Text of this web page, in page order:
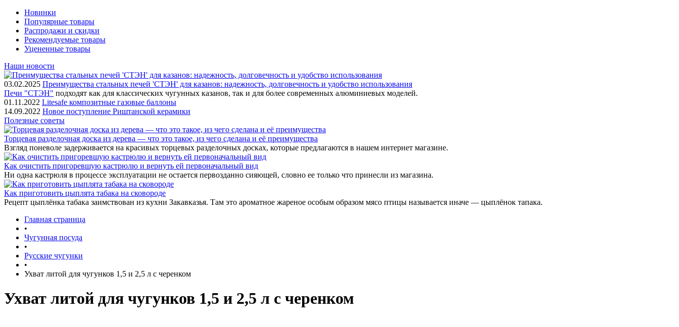
Новинки
Популярные товары
Распродажи и скидки
Рекомендуемые товары
Уцененные товары
Наши новости
03.02.2025 Преимущества стальных печей 'СТЭН' для казанов: надежность, долговечность и удобство использования
Печи "СТЭН" подходят как для классических чугунных казанов, так и для более современных алюминиевых моделей.
01.11.2022 Litesafe композитные газовые баллоны
14.09.2022 Новое поступление Риштанской керамики
Полезные советы
Торцевая разделочная доска из дерева — что это такое, из чего сделана и её преимущества
Взгляд поневоле задерживается на красивых торцевых разделочных досках, которые предлагаются в нашем интернет магазине.
Как очистить пригоревшую кастрюлю и вернуть ей первоначальный вид
Ни одна кастрюля в процессе эксплуатации не остается первозданно сияющей, словно ее только что принесли из магазина.
Как приготовить цыплята табака на сковороде
Рецепт цыплёнка табака заимствован из кухни Закавказья. Там это ароматное жареное особым образом мясо птицы называется иначе — цыплёнок тапака.
Главная страница
•
Чугунная посуда
•
Русские чугунки
•
Ухват литой для чугунков 1,5 и 2,5 л с черенком
Ухват литой для чугунков 1,5 и 2,5 л с черенком